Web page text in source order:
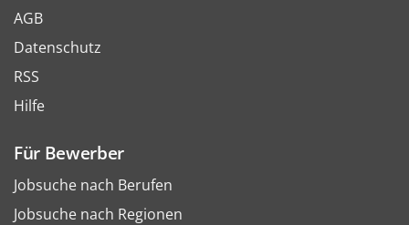
AGB
Datenschutz
RSS
Hilfe
Für Bewerber
Jobsuche nach Berufen
Jobsuche nach Regionen